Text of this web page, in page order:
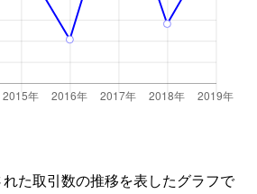
た取引数の推移を表したグラフで